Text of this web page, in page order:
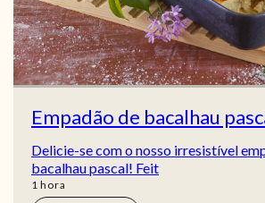
Empadão de bacalhau
Delicie-se com o nosso irresistível
bacalhau pascal! Feit
1 hora
hora